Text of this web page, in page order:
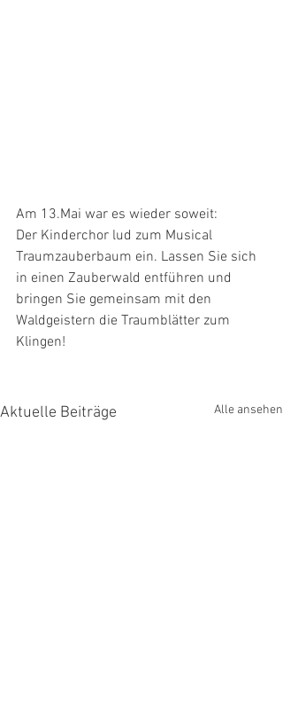
Am 13.Mai war es wieder soweit:
Der Kinderchor lud zum Musical
Traumzauberbaum ein. Lassen Sie sich
in einen Zauberwald entführen und
bringen Sie gemeinsam mit den
Waldgeistern die Traumblätter zum
Klingen!
Aktuelle Beiträge Alle ansehen